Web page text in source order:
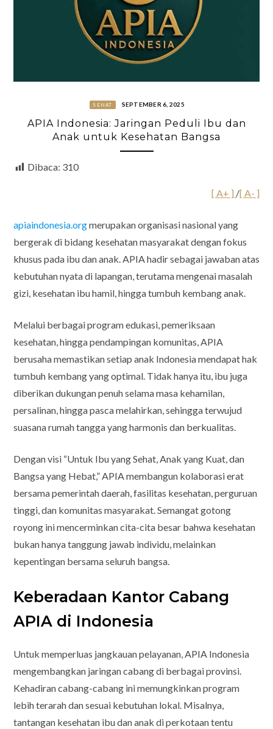
SEHAT SEPTEMBER 6, 2025
APIA Indonesia: Jaringan Peduli Ibu dan
Anak untuk Kesehatan Bangsa
Dibaca: 310
[ A+ ] /[ A- ]
apiaindonesia.orgmerupakan organisasi nasional yang
bergerak di bidang kesehatan masyarakat dengan fokus
khusus pada ibu dan anak. APIA hadir sebagai jawaban atas
kebutuhan nyata di lapangan, terutama mengenai masalah
gizi, kesehatan ibu hamil, hingga tumbuh kembang anak.
Melalui berbagai program edukasi, pemeriksaan
kesehatan, hingga pendampingan komunitas, APIA
berusaha memastikan setiap anak Indonesia mendapat hak
tumbuh kembang yang optimal. Tidak hanya itu, ibu juga
diberikan dukungan penuh selama masa kehamilan,
persalinan, hingga pasca melahirkan, sehingga terwujud
suasana rumah tangga yang harmonis dan berkualitas.
Dengan visi “Untuk Ibu yang Sehat, Anak yang Kuat, dan
Bangsa yang Hebat,” APIA membangun kolaborasi erat
bersama pemerintah daerah, fasilitas kesehatan, perguruan
tinggi, dan komunitas masyarakat. Semangat gotong
royong ini mencerminkan cita-cita besar bahwa kesehatan
bukan hanya tanggung jawab individu, melainkan
kepentingan bersama seluruh bangsa.
Keberadaan Kantor Cabang
APIA di Indonesia
Untuk memperluas jangkauan pelayanan, APIA Indonesia
mengembangkan jaringan cabang di berbagai provinsi.
Kehadiran cabang-cabang ini memungkinkan program
lebih terarah dan sesuai kebutuhan lokal. Misalnya,
tantangan kesehatan ibu dan anak di perkotaan tentu